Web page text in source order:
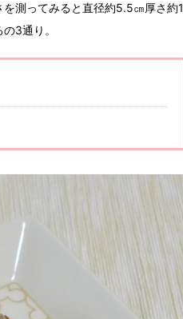
測ってみると直径約5.5㎝厚さ約1
3通り。